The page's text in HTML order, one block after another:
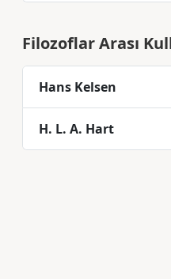
Filozoflar Arası
Hans Kelsen
H. L. A. Hart